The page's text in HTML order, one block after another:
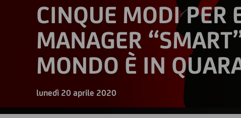
CINQUE MODI PER
MANAGER
MONDO È IN
lunedì 20 aprile 2020